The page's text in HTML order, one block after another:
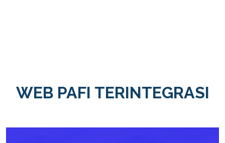
WEB PAFI TERINTEGRASI